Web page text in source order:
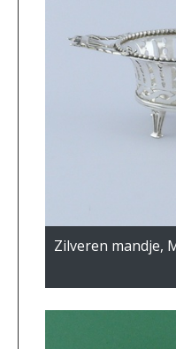
Zilveren mandje,